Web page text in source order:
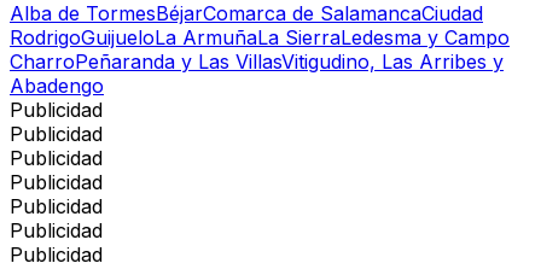
Alba de TormesBéjarComarca de SalamancaCiudad
RodrigoGuijueloLa ArmuñaLa SierraLedesma y Campo
CharroPeñaranda y Las VillasVitigudino, Las Arribes y
Abadengo
Publicidad
Publicidad
Publicidad
Publicidad
Publicidad
Publicidad
Publicidad